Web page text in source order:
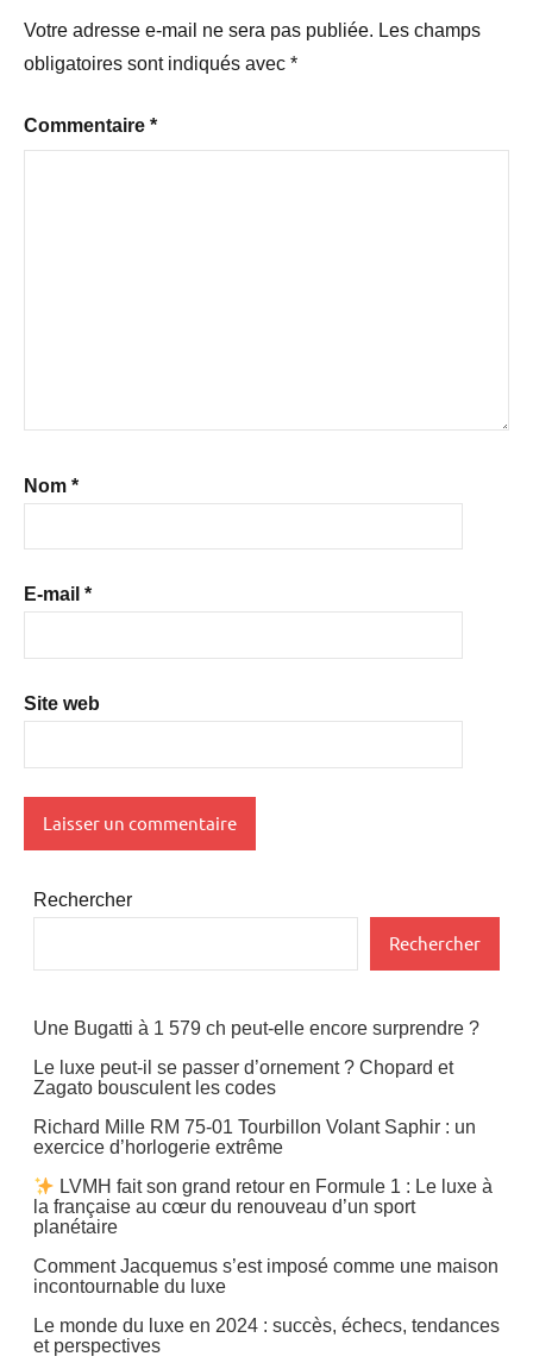
Votre adresse e-mail ne sera pas publiée. Les champs
obligatoires sont indiqués avec *
Commentaire *
Nom *
E-mail *
Site web
Rechercher
Rechercher
Une Bugatti à 1 579 ch peut-elle encore surprendre ?
Le luxe peut-il se passer d’ornement ? Chopard et
Zagato bousculent les codes
Richard Mille RM 75-01 Tourbillon Volant Saphir : un
exercice d’horlogerie extrême
LVMH fait son grand retour en Formule 1 : Le luxe à
la française au cœur du renouveau d’un sport
planétaire
Comment Jacquemus s’est imposé comme une maison
incontournable du luxe
Le monde du luxe en 2024 : succès, échecs, tendances
et perspectives